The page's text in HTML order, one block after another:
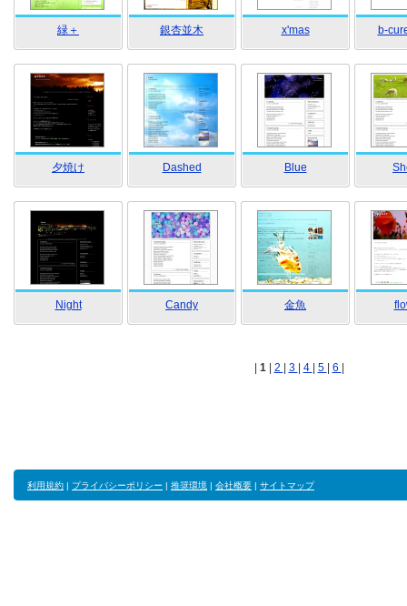
緑＋ 銀杏並木 x'mas b-
夕焼け Dashed Blue
Night Candy 金魚
1 2 3 4 5 6
利用規約 | プライバシーポリシー | 推奨環境 | 会社概要 | サイトマップ